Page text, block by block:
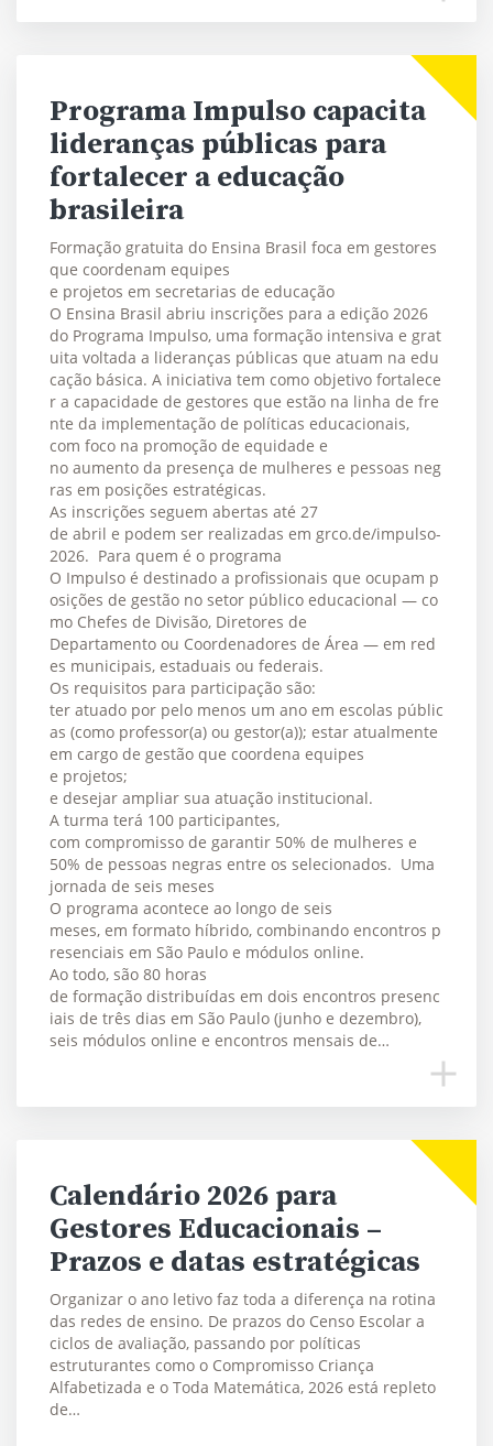
Programa Impulso capacita
lideranças públicas para
fortalecer a educação
brasileira
Formação gratuita do Ensina Brasil foca em gestores
que coordenam equipes
e projetos em secretarias de educação
O Ensina Brasil abriu inscrições para a edição 2026
do Programa Impulso, uma formação intensiva e grat
uita voltada a lideranças públicas que atuam na edu
cação básica. A iniciativa tem como objetivo fortalece
r a capacidade de gestores que estão na linha de fre
nte da implementação de políticas educacionais,
com foco na promoção de equidade e
no aumento da presença de mulheres e pessoas neg
ras em posições estratégicas.
As inscrições seguem abertas até 27
de abril e podem ser realizadas em grco.de/impulso-
2026. Para quem é o programa
O Impulso é destinado a profissionais que ocupam p
osições de gestão no setor público educacional — co
mo Chefes de Divisão, Diretores de
Departamento ou Coordenadores de Área — em red
es municipais, estaduais ou federais.
Os requisitos para participação são:
ter atuado por pelo menos um ano em escolas públic
as (como professor(a) ou gestor(a)); estar atualmente
em cargo de gestão que coordena equipes
e projetos;
e desejar ampliar sua atuação institucional.
A turma terá 100 participantes,
com compromisso de garantir 50% de mulheres e
50% de pessoas negras entre os selecionados. Uma
jornada de seis meses
O programa acontece ao longo de seis
meses, em formato híbrido, combinando encontros p
resenciais em São Paulo e módulos online.
Ao todo, são 80 horas
de formação distribuídas em dois encontros presenc
iais de três dias em São Paulo (junho e dezembro),
seis módulos online e encontros mensais de…
Calendário 2026 para
Gestores Educacionais –
Prazos e datas estratégicas
Organizar o ano letivo faz toda a diferença na rotina
das redes de ensino. De prazos do Censo Escolar a
ciclos de avaliação, passando por políticas
estruturantes como o Compromisso Criança
Alfabetizada e o Toda Matemática, 2026 está repleto
de…